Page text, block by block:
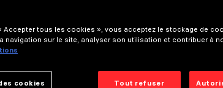
Accepter tous les cookies », vous acceptez le stockage de
navigation sur le site, analyser son utilisation et contribuer à
Tout refuser
cookies